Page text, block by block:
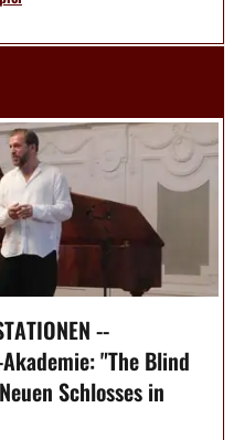
--
"The Blind
Schlosses in